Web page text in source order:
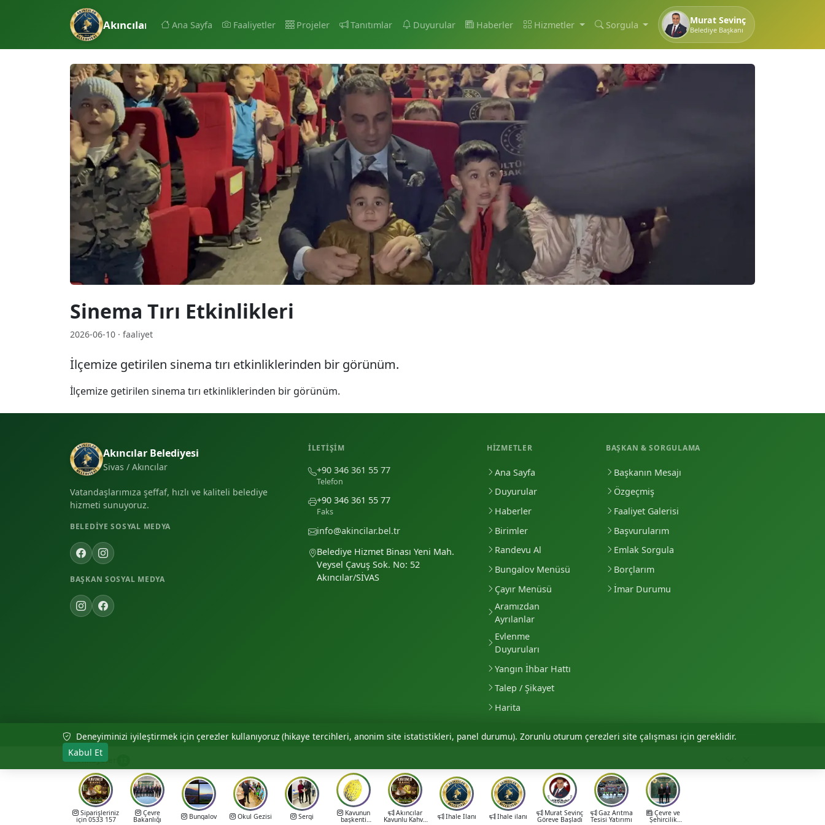
Akıncılar Belediyesi
Ana Sayfa Faaliyetler Projeler Tanıtımlar Duyurular Haberler Hizmetler Sorgula Murat Sevinç
Belediye Başkanı
Sinema Tırı Etkinlikleri
2026-06-10 · faaliyet
İlçemize getirilen sinema tırı etkinliklerinden bir görünüm.
İlçemize getirilen sinema tırı etkinliklerinden bir görünüm.
Akıncılar Belediyesi
Sivas / Akıncılar
Vatandaşlarımıza şeffaf, hızlı ve kaliteli belediye
hizmeti sunuyoruz.
BELEDIYE SOSYAL MEDYA
BAŞKAN SOSYAL MEDYA
İLETIŞIM
+90 346 361 55 77
Telefon
+90 346 361 55 77
Faks
info@akincilar.bel.tr
Belediye Hizmet Binası Yeni Mah.
Veysel Çavuş Sok. No: 52
Akıncılar/SİVAS
HIZMETLER
Ana Sayfa
Duyurular
Haberler
Birimler
Randevu Al
Bungalov Menüsü
Çayır Menüsü
Aramızdan
Ayrılanlar
Evlenme
Duyuruları
Yangın İhbar Hattı
Talep / Şikayet
Harita
BAŞKAN & SORGULAMA
Başkanın Mesajı
Özgeçmiş
Faaliyet Galerisi
Başvurularım
Emlak Sorgula
Borçlarım
İmar Durumu
© 2026 Akıncılar Belediyesi — Tüm hakları saklıdır.
Deneyiminizi iyileştirmek için çerezler kullanıyoruz (hikaye tercihleri, anonim site istatistikleri, panel durumu). Zorunlu oturum çerezleri site çalışması için gereklidir.
Kabul Et
Hikayeler
Siparişleriniz
için 0533 157
Çevre
Bakanlığı Bungalov Okul Gezisi Sergi Kavunun
başkenti
Akıncılar
Kavunlu Kahve İhale İlanı İhale ilanı Murat Sevinç
Göreve Başladı
Gaz Arıtma
Tesisi Yatırımı
Çevre ve
Şehircilik